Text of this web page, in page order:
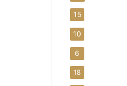
15
10
6
18